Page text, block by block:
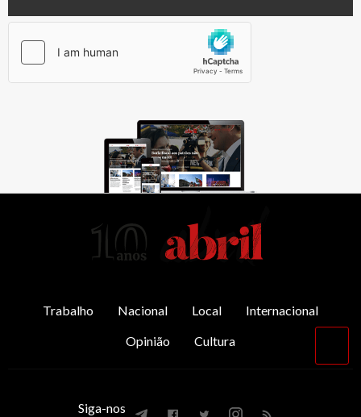
Trabalho Nacional Local
Internacional
Opinião
Cultura
Siga-nos